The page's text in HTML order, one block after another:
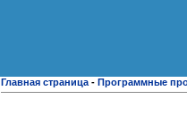
Главная страница - Программные